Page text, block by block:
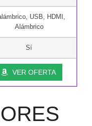
USB, HDMI,
Alámbrico
Sí
VER OFERTA